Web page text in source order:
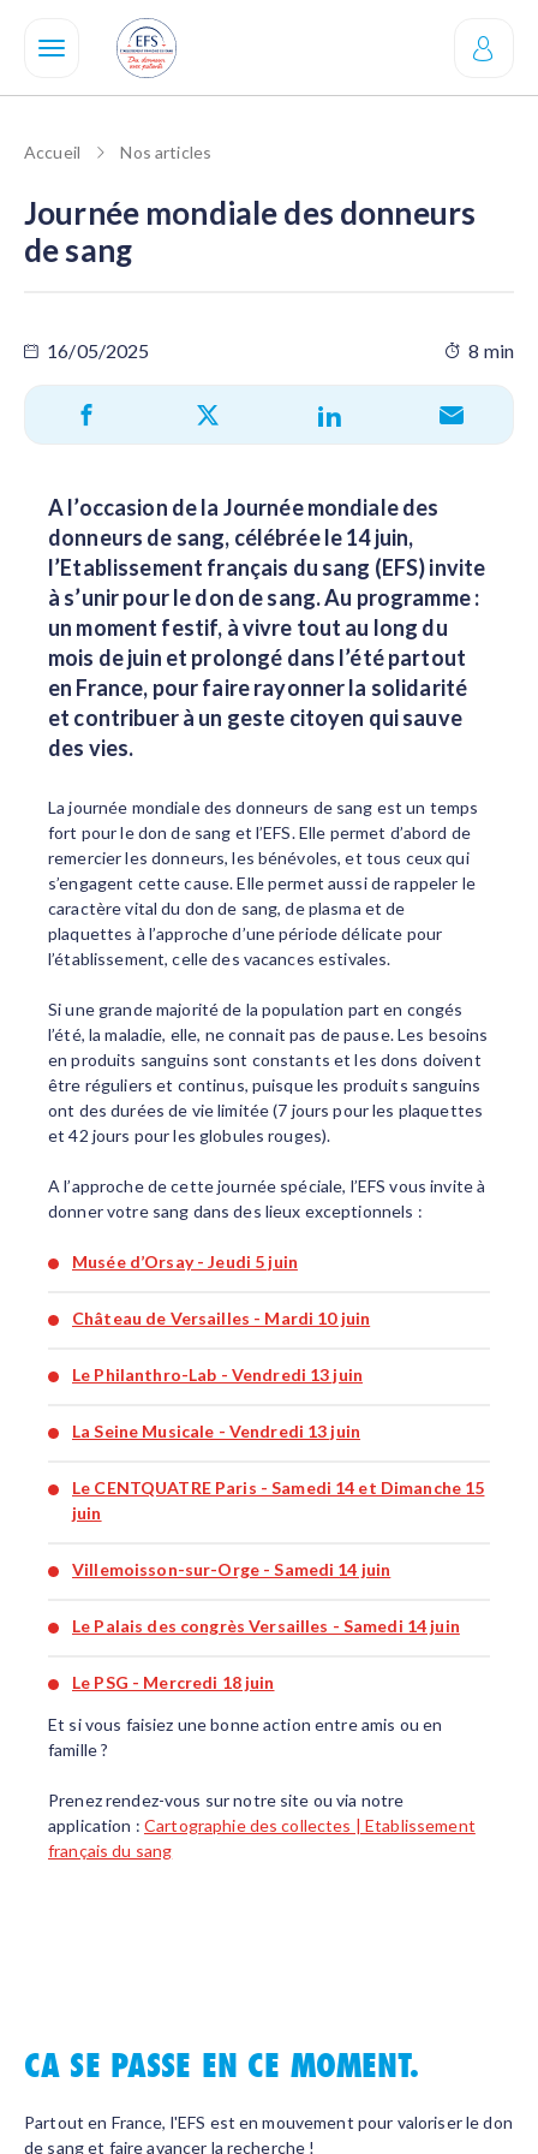
contenu
Accueil Nos articles
Journée mondiale des donneurs
de sang
16/05/2025 8 min
A l’occasion de la Journée mondiale des
donneurs de sang, célébrée le 14 juin,
l’Etablissement français du sang (EFS) invite
à s’unir pour le don de sang. Au programme :
un moment festif, à vivre tout au long du
mois de juin et prolongé dans l’été partout
en France, pour faire rayonner la solidarité
et contribuer à un geste citoyen qui sauve
des vies.
La journée mondiale des donneurs de sang est un temps
fort pour le don de sang et l’EFS. Elle permet d’abord de
remercier les donneurs, les bénévoles, et tous ceux qui
s’engagent cette cause. Elle permet aussi de rappeler le
caractère vital du don de sang, de plasma et de
plaquettes à l’approche d’une période délicate pour
l’établissement, celle des vacances estivales.
Si une grande majorité de la population part en congés
l’été, la maladie, elle, ne connait pas de pause. Les besoins
en produits sanguins sont constants et les dons doivent
être réguliers et continus, puisque les produits sanguins
ont des durées de vie limitée (7 jours pour les plaquettes
et 42 jours pour les globules rouges).
A l’approche de cette journée spéciale, l’EFS vous invite à
donner votre sang dans des lieux exceptionnels :
Musée d’Orsay - Jeudi 5 juin
Château de Versailles - Mardi 10 juin
Le Philanthro-Lab - Vendredi 13 juin
La Seine Musicale - Vendredi 13 juin
Le CENTQUATRE Paris - Samedi 14 et Dimanche 15
juin
Villemoisson-sur-Orge - Samedi 14 juin
Le Palais des congrès Versailles - Samedi 14 juin
Le PSG - Mercredi 18 juin
Et si vous faisiez une bonne action entre amis ou en
famille ?
Prenez rendez-vous sur notre site ou via notre
application : Cartographie des collectes | Etablissement
français du sang
CA SE PASSE EN CE MOMENT.
Partout en France, l'EFS est en mouvement pour valoriser le don
de sang et faire avancer la recherche !